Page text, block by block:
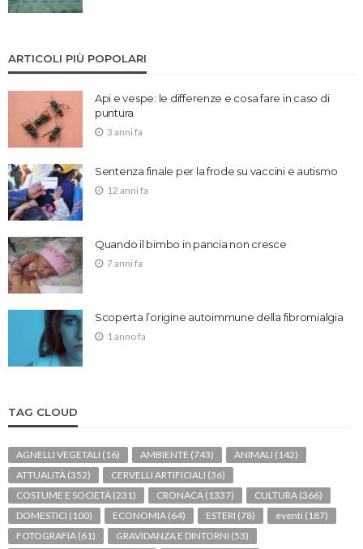
ARTICOLI PIÙ POPOLARI
Api e vespe: le differenze e cosa fare in caso di
puntura
3 anni fa
Sentenza finale per la frode su vaccini e autismo
12 anni fa
Quando il bimbo in pancia non cresce
7 anni fa
Scoperta l’origine autoimmune della fibromialgia
1 anno fa
TAG CLOUD
AGNELLI VEGETALI (16) AMBIENTE (743) ANIMALI (142)
ATTUALITÀ (352) CERVELLI ARTIFICIALI (36)
COSTUME E SOCIETÀ (231) CRONACA (1337) CULTURA (366)
DOMESTICI (100) ECONOMIA (64) ESTERI (78) eventi (187)
FOTOGRAFIA (61) GRAVIDANZA E DINTORNI (53)